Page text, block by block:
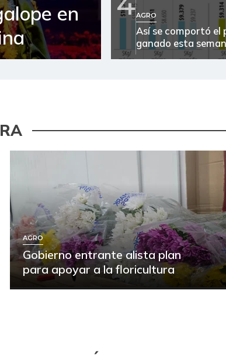
en
AGRO
Así se comportó el
ganado esta
AGRO
Gobierno entrante alista plan
para apoyar a la floricultura